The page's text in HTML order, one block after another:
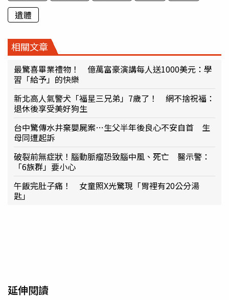
遺體
相關文章
最驚喜畢業禮物！ 億萬富豪演講每人送1000美元：學
習「給予」的快樂
新北高人氣警犬「福星三兄弟」7歲了！ 網不捨祝福：
退休後享受美好狗生
台中驚傳水井棄嬰屍案…生父半年後良心不安自首 生
母同遭起訴
破裂前無症狀！腦動脈瘤恐致腦中風、死亡 醫示警：
「6族群」要小心
午飯完肚子痛！ 女童照X光驚現「胃裡有20公分湯
匙」
延伸閱讀